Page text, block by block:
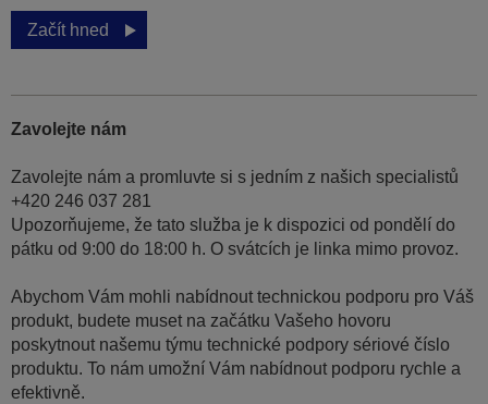
Začít hned
Zavolejte nám
Zavolejte nám a promluvte si s jedním z našich specialistů
+420 246 037 281
Upozorňujeme, že tato služba je k dispozici od pondělí do
pátku od 9:00 do 18:00 h. O svátcích je linka mimo provoz.
Abychom Vám mohli nabídnout technickou podporu pro Váš
produkt, budete muset na začátku Vašeho hovoru
poskytnout našemu týmu technické podpory sériové číslo
produktu. To nám umožní Vám nabídnout podporu rychle a
efektivně.